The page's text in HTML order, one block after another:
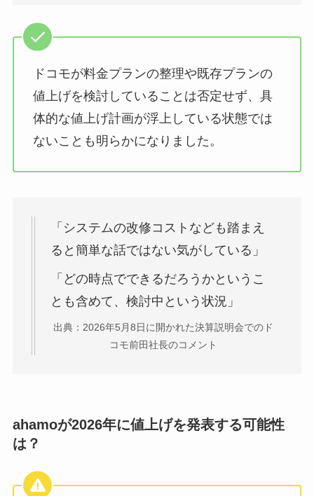
ドコモが料金プランの整理や既存プランの
値上げを検討していることは否定せず、具
体的な値上げ計画が浮上している状態では
ないことも明らかになりました。
「システムの改修コストなども踏まえ
ると簡単な話ではない気がしている」
「どの時点でできるだろうかというこ
とも含めて、検討中という状況」
出典：2026年5月8日に開かれた決算説明会でのド
コモ前田社長のコメント
ahamoが2026年に値上げを発表する可能性
は？